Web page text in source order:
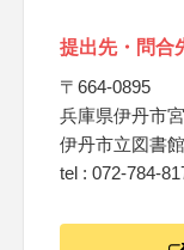
提出先・問合
〒664-0895
兵庫県伊丹市
伊丹市立図書
tel : 072-784-